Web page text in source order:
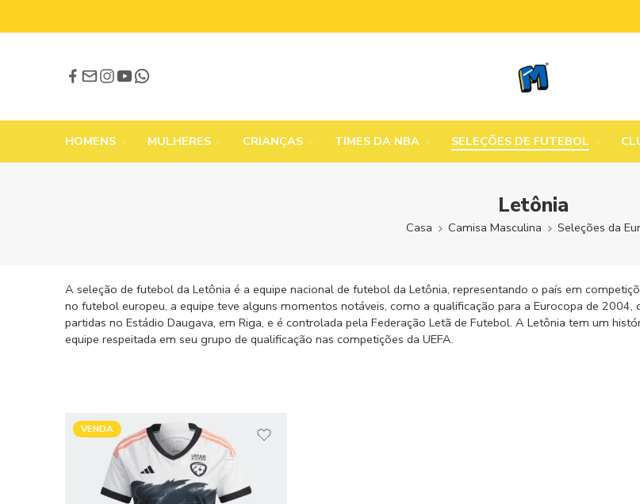
HOMENS MULHERES CRIANÇAS TIMES DA NBA SELEÇÕES DE FUTEBOL
Letônia
Casa Camisa Masculina Seleções da
A seleção de futebol da Letônia é a equipe nacional de futebol da Letônia, representando o país em
no futebol europeu, a equipe teve alguns momentos notáveis, como a qualificação para a Eurocopa de
partidas no Estádio Daugava, em Riga, e é controlada pela Federação Letã de Futebol. A Letônia tem um
equipe respeitada em seu grupo de qualificação nas competições da UEFA.
VENDA